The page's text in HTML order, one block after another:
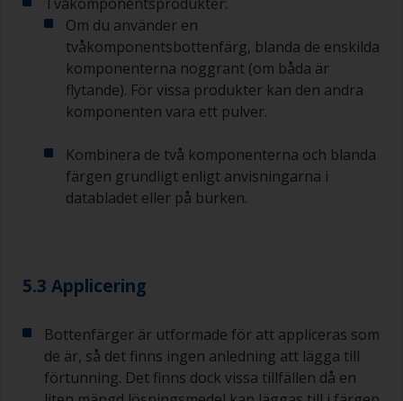
är den antingen för tunn eller så använder du för
mycket.
Undvik att använda färg direkt från burken
eftersom det kan medföra kontaminering och
att färgen åldras i förtid på grund av avdunstning
förväntar dig att använda inom 30 minuter i en
separat behållare.
Gamla syltburkar eller torra, rena plåtburkar kan
färg och härdare för de mindre jobben.
bottenfärg måste du se till att övermålningstiden
mellan sista appliceringen av epoxigrundfärgen
och det första skiktet bottenfärg inte är längre
än vad som anges i databladet eller på etiketten.
Om du använder en
tvåkomponentsbottenfärg, blanda de enskilda
komponenterna noggrant (om båda är
flytande). För vissa produkter kan den andra
komponenten vara ett pulver.
Kombinera de två komponenterna och blanda
färgen grundligt enligt anvisningarna i
databladet eller på burken.
5.3 Applicering
Bottenfärger är utformade för att appliceras som
de är, så det finns ingen anledning att lägga till
förtunning. Det finns dock vissa tillfällen då en